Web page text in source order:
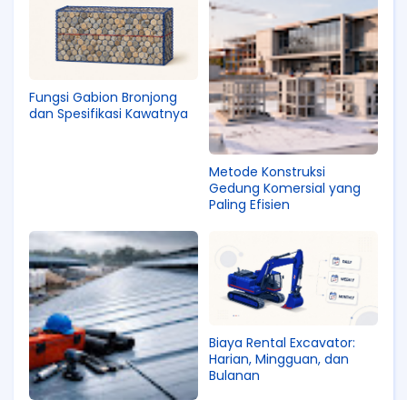
Fungsi Gabion Bronjong
dan Spesifikasi Kawatnya
Metode Konstruksi
Gedung Komersial yang
Paling Efisien
Biaya Rental Excavator:
Harian, Mingguan, dan
Bulanan